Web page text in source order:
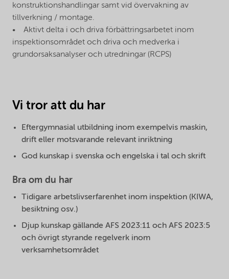
konstruktionshandlingar samt vid övervakning av
tillverkning / montage.
• Aktivt delta i och driva förbättringsarbetet inom
inspektionsområdet och driva och medverka i
grundorsaksanalyser och utredningar (RCPS)
Vi tror att du har
Eftergymnasial utbildning inom exempelvis maskin,
drift eller motsvarande relevant inriktning
God kunskap i svenska och engelska i tal och skrift
Bra om du har
Tidigare arbetslivserfarenhet inom inspektion (KIWA,
besiktning osv.)
Djup kunskap gällande AFS 2023:11 och AFS 2023:5
och övrigt styrande regelverk inom
verksamhetsområdet